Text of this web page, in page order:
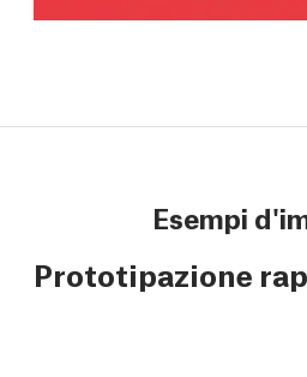
Esempi
Prototipazione